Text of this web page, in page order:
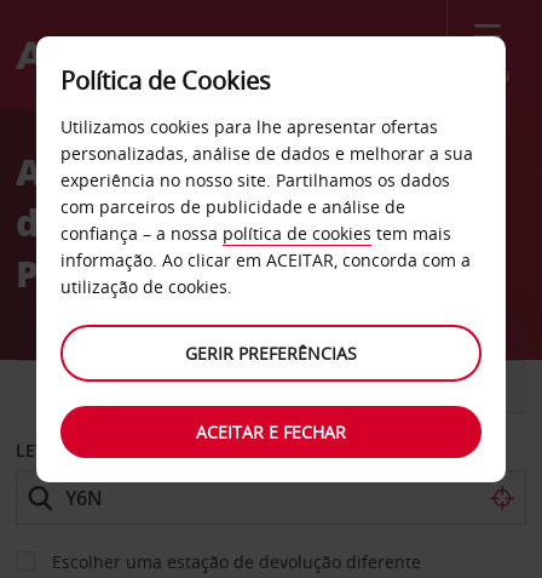
Menu
Welcome
AvisAluguer de carros Parque
de estacionamento VINCI
Prado Périer em Marselha
CARRO COMERCIAIS
LEVANTAR EM
Escolher uma estação de devolução diferente
Política de Cookies
Utilizamos cookies para lhe apresentar ofertas
personalizadas, análise de dados e melhorar a sua
experiência no nosso site. Partilhamos os dados
com parceiros de publicidade e análise de
confiança – a nossa política de cookies tem mais
informação. Ao clicar em ACEITAR, concorda com a
utilização de cookies.
GERIR PREFERÊNCIAS
ACEITAR E FECHAR